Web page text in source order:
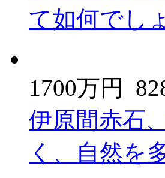
て如何でし
1700万円
伊原間赤石
く、自然を